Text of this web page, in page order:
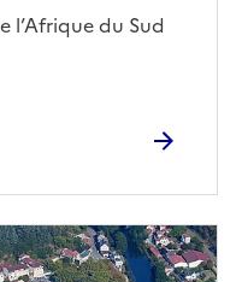
l’Afrique du Sud